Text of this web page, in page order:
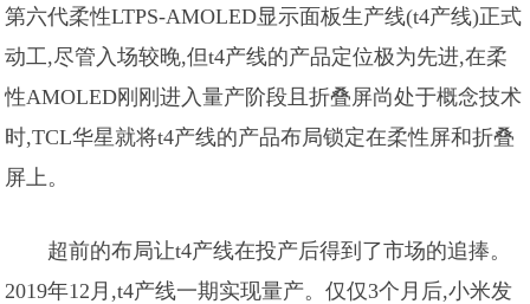
第六代柔性LTPS-AMOLED显示面板生产线(t4产线)正式
动工,尽管入场较晚,但t4产线的产品定位极为先进,在柔
性AMOLED刚刚进入量产阶段且折叠屏尚处于概念技术
时,TCL华星就将t4产线的产品布局锁定在柔性屏和折叠
屏上。
超前的布局让t4产线在投产后得到了市场的追捧。
2019年12月,t4产线一期实现量产。仅仅3个月后,小米发